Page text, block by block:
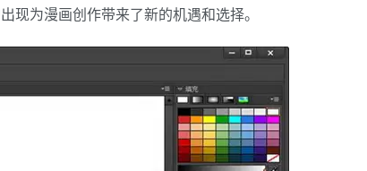
现为漫画创作带来了新的机遇和选择。